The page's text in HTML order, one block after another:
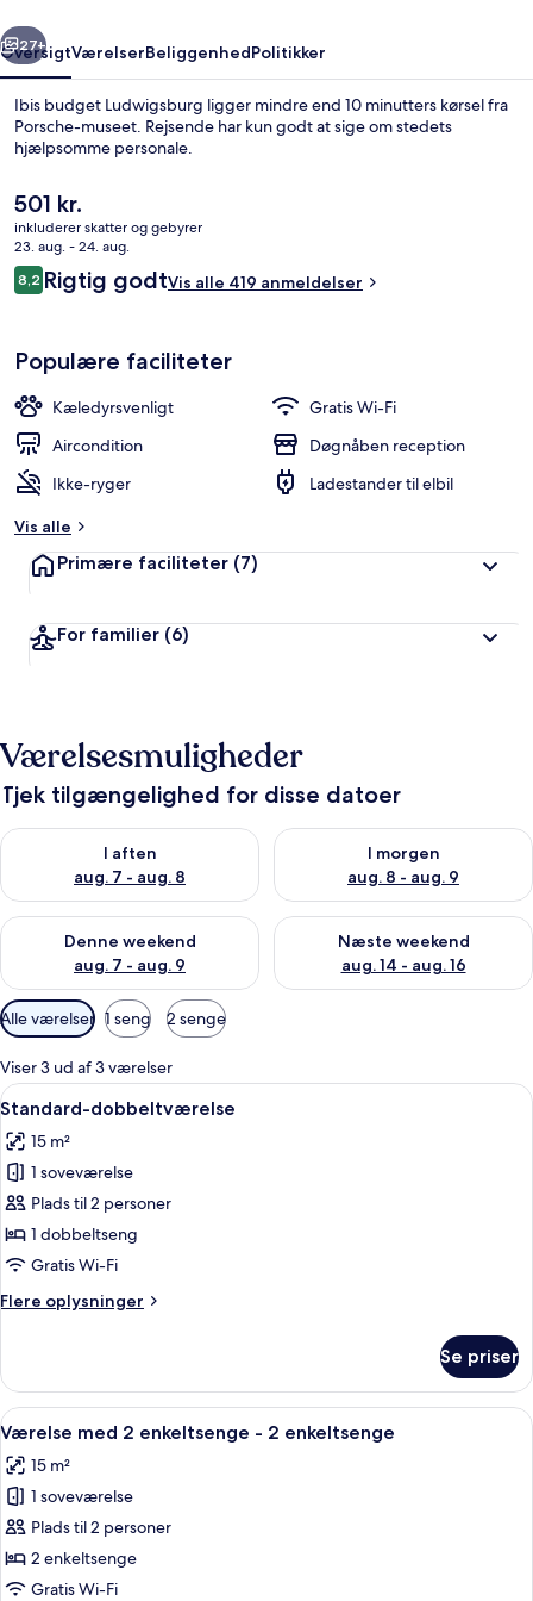
Næste
27+
OversigtVærelserBeliggenhedPolitikker
Ibis budget Ludwigsburg ligger mindre end 10 minutters kørsel fra
Porsche-museet. Rejsende har kun godt at sige om stedets
hjælpsomme personale.
Den
nuværende
pris
er
501 kr.
501 kr.
inkluderer skatter og gebyrer
23. aug. - 24. aug.
Anmeldelser
8,28,2 ud af 10.
Rigtig godtVis alle 419 anmeldelser
Populære faciliteter
Kæledyrsvenligt
Gratis Wi-Fi
Aircondition
Døgnåben reception
Ikke-ryger
Ladestander til elbil
Vis alle
Primære faciliteter (7)
For familier (6)
Værelsesmuligheder
Tjek tilgængelighed for disse datoer
I aften
aug. 7 - aug. 8
Tjek tilgængelighed for i aften aug. 7 - aug. 8
I morgen
aug. 8 - aug. 9
Tjek tilgængelighed for i
Denne weekend
aug. 7 - aug. 9
Tjek tilgængelighed for denne weekend aug. 7 - aug. 9
Næste weekend
aug. 14 - aug. 16
Tjek tilgængelighed for næste
Tilgængelige
filtre
for
værelser
Alle værelser 1 seng 2 senge
Viser 3 ud af 3 værelser
Indlæs
alle
billeder
af
Standard-
dobbeltværelse
Standard-dobbeltværelse |
6
Standard-dobbeltværelse
15 m²
1 soveværelse
Plads til 2 personer
1 dobbeltseng
Gratis Wi-Fi
Flere oplysninger
Flere
dobbeltværelse
Se priser
Indlæs
alle
billeder
af
Værelse
med
2
Et hotelværelse med to senge, et
6
Værelse med 2 enkeltsenge - 2 enkeltsenge
15 m²
1 soveværelse
Plads til 2 personer
2 enkeltsenge
Gratis Wi-Fi